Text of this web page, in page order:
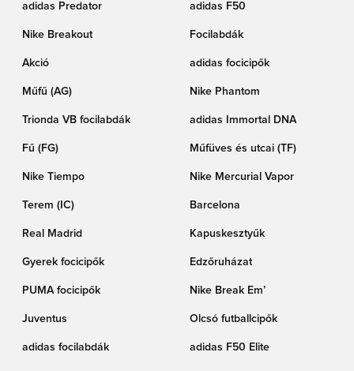
adidas Predator adidas F50
Nike Breakout Focilabdák
Akció adidas focicipők
Műfű (AG) Nike Phantom
Trionda VB focilabdák adidas Immortal DNA
Fű (FG) Műfüves és utcai (TF)
Nike Tiempo Nike Mercurial Vapor
Terem (IC) Barcelona
Real Madrid Kapuskesztyűk
Gyerek focicipők Edzőruházat
PUMA focicipők Nike Break Em’
Juventus Olcsó futballcipők
adidas focilabdák adidas F50 Elite